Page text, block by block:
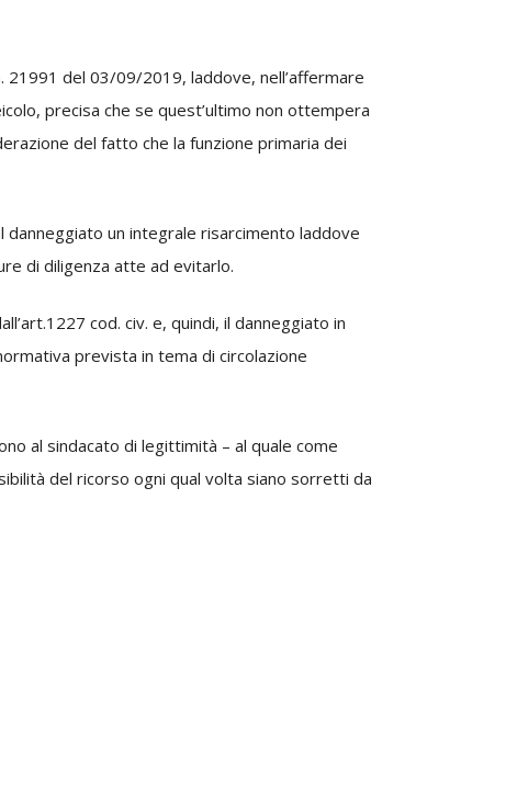
21991 del 03/09/2019, laddove, nell’affermare
precisa che se quest’ultimo non ottempera
del fatto che la funzione primaria dei
danneggiato un integrale risarcimento laddove
di diligenza atte ad evitarlo.
cod. civ. e, quindi, il danneggiato in
prevista in tema di circolazione
al sindacato di legittimità – al quale come
del ricorso ogni qual volta siano sorretti da